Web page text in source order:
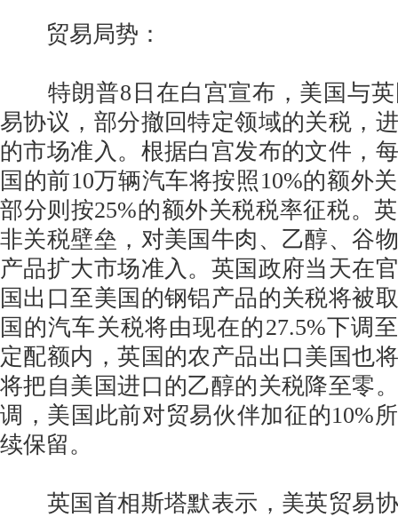
贸易局势：
特朗普8日在白宫宣布，美国与英
易协议，部分撤回特定领域的关税，
的市场准入。根据白宫发布的文件，
国的前10万辆汽车将按照10%的额外
部分则按25%的额外关税税率征税。
非关税壁垒，对美国牛肉、乙醇、谷
产品扩大市场准入。英国政府当天在
国出口至美国的钢铝产品的关税将被
国的汽车关税将由现在的27.5%下调
定配额内，英国的农产品出口美国也
将把自美国进口的乙醇的关税降至零
调，美国此前对贸易伙伴加征的10%
续保留。
英国首相斯塔默表示，美英贸易协